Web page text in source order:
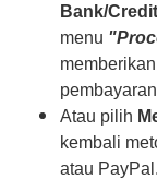
Bank/
menu
Atau pilih
kembali
atau PayPal.